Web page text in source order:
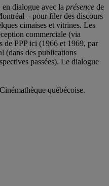
dialogue avec la présence de
– pour filer des discours
cimaises et vitrines. Les
commerciale (via
de PPP ici (1966 et 1969, par
(dans des publications
passées). Le dialogue
québécoise.